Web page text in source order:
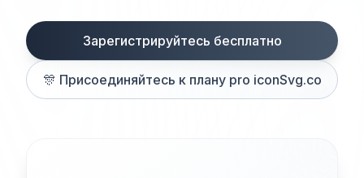
Зарегистрируйтесь бесплатно
🎊 Присоединяйтесь к плану pro iconSvg.co